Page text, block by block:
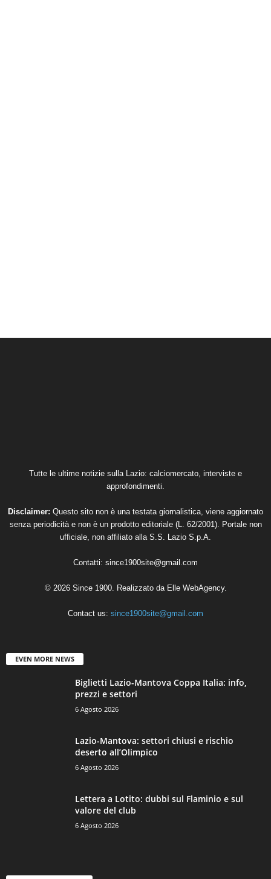
Tutte le ultime notizie sulla Lazio: calciomercato, interviste e
approfondimenti.
Disclaimer: Questo sito non è una testata giornalistica, viene aggiornato
senza periodicità e non è un prodotto editoriale (L. 62/2001). Portale non
ufficiale, non affiliato alla S.S. Lazio S.p.A.
Contatti: since1900site@gmail.com
© 2026 Since 1900. Realizzato da Elle WebAgency.
Contact us: since1900site@gmail.com
EVEN MORE NEWS
Biglietti Lazio-Mantova Coppa Italia: info,
prezzi e settori
6 Agosto 2026
Lazio-Mantova: settori chiusi e rischio
deserto all’Olimpico
6 Agosto 2026
Lettera a Lotito: dubbi sul Flaminio e sul
valore del club
6 Agosto 2026